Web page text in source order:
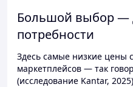
Большой выбор —
потребности
Здесь самые низкие цены
маркетплейсов — так
(исследование Kantar,